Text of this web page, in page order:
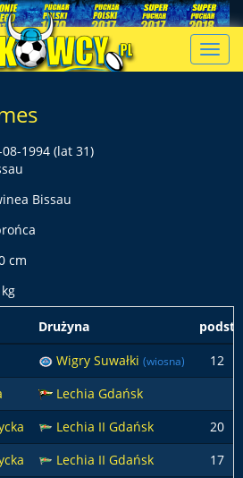
1994 (lat 31)
Bissau
cm
Drużyna
podst
Wigry Suwałki (wiosna)
12
Lechia Gdańsk
Lechia II Gdańsk
20
Lechia II Gdańsk
17